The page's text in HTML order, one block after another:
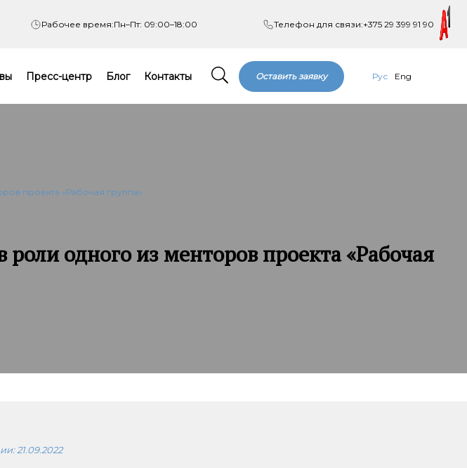
Рабочее время:Пн–Пт: 09:00–18:00 Телефон для связи:+375 29 399 91 90
Пресс-центр Блог Контакты Оставить заявку Рус Eng
проекта «Рабочая группа»
одного из менторов проекта «Рабочая
21.09.2022